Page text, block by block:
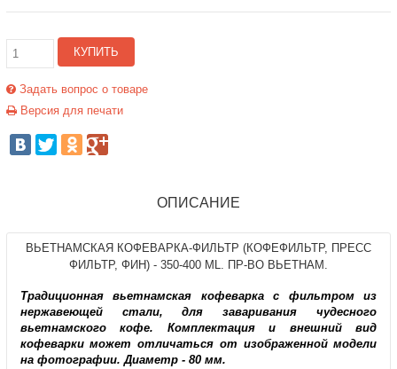
КУПИТЬ
Задать вопрос о товаре
Версия для печати
ОПИСАНИЕ
ВЬЕТНАМСКАЯ КОФЕВАРКА-ФИЛЬТР (КОФЕФИЛЬТР, ПРЕСС
ФИЛЬТР, ФИН) - 350-400 ML. ПР-ВО ВЬЕТНАМ.
Традиционная вьетнамская кофеварка с фильтром из
нержавеющей стали, для заваривания чудесного
вьетнамского кофе. Комплектация и внешний вид
кофеварки может отличаться от изображенной модели
на фотографии. Диаметр - 80 мм.